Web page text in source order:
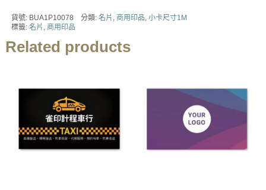
貨號: BUA1P10078 分類: 名片 商用印品 小卡尺寸1M
標籤: 名片 商用印品
Related products